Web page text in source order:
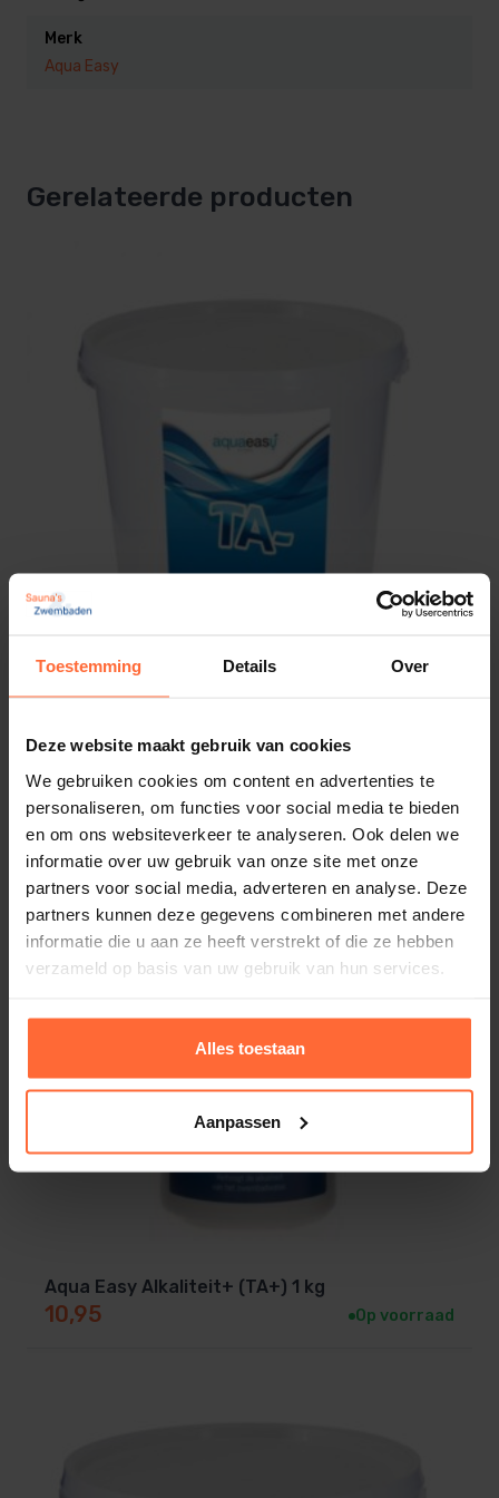
Toestemming Details Over
Deze website maakt gebruik van cookies
We gebruiken cookies om content en advertenties te
personaliseren, om functies voor social media te bieden
en om ons websiteverkeer te analyseren. Ook delen we
informatie over uw gebruik van onze site met onze
partners voor social media, adverteren en analyse. Deze
partners kunnen deze gegevens combineren met andere
informatie die u aan ze heeft verstrekt of die ze hebben
verzameld op basis van uw gebruik van hun services.
Alles toestaan
Aanpassen
Merk
Aqua Easy
Gerelateerde producten
18,95
Aqua Easy Alkaliteit+ (TA+) 1 kg
10,95 Op voorraad